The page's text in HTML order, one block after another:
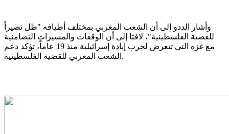
وأشار الددو إلى أن الشعب المغربي بمختلف أطيافه "ظل نصيراً
للقضية الفلسطينية"، لافتا إلى أن الوقفات والمسيرات التضامنية
مع غزة التي تتعرض لحرب إبادة إسرائيلية منذ 19 عاماً، تؤكد دعم
الشعب المغربي للقضية الفلسطينية.